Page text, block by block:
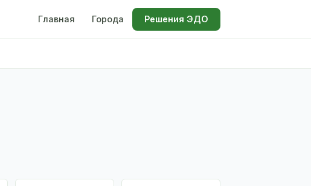
Главная Города Решения ЭДО